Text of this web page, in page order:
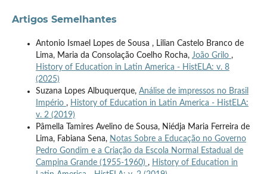
Artigos Semelhantes
Antonio Ismael Lopes de Sousa , Lilian Castelo Branco de
Lima, Maria da Consolação Coelho Rocha, João Grilo ,
History of Education in Latin America - HistELA: v. 8
(2025)
Suzana Lopes Albuquerque, Análise de impressos no Brasil
Império , History of Education in Latin America - HistELA:
v. 2 (2019)
Pâmella Tamires Avelino de Sousa, Niédja Maria Ferreira de
Lima, Fabiana Sena, Notas Sobre a Educação no Governo
Pedro Gondim e a Criação da Escola Normal Estadual de
Campina Grande (1955-1960) , History of Education in